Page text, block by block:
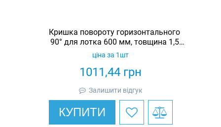
Кришка повороту горизонтального
90° для лотка 600 мм, товщина 1,5
мм, гарячеоцинкована, Eurotray
1011,44 грн
ціна за 1шт
Залишити відгук
КУПИТИ